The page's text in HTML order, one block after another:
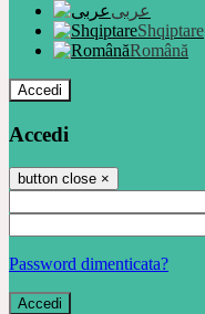
عربى
Shqiptare
Română
Accedi
Accedi
button close ×
Password dimenticata?